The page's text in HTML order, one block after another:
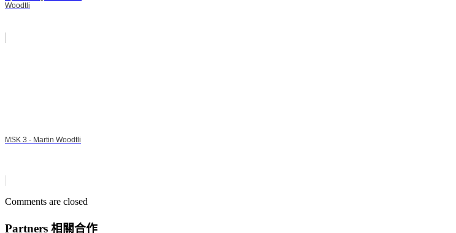
Woodtli
MSK 3 - Martin Woodtli
Comments are closed
Partners 相關合作